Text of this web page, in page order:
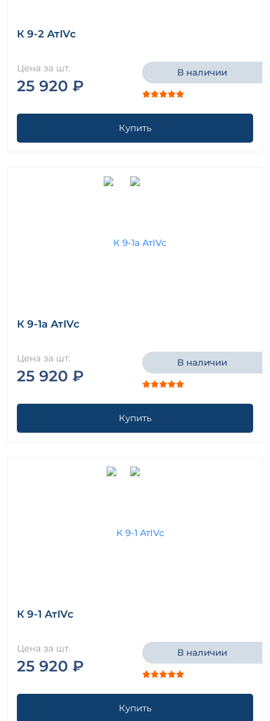
К 9-2 АтIVс
Цена за шт.
25 920 ₽
В наличии
Купить
К 9-1а АтIVс
Цена за шт.
25 920 ₽
В наличии
Купить
К 9-1 АтIVс
Цена за шт.
25 920 ₽
В наличии
Купить